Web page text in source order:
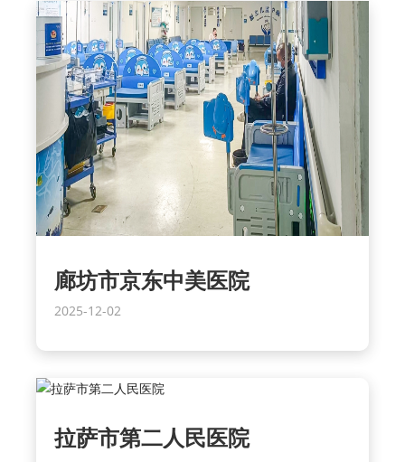
廊坊市京东中美医院
2025-12-02
拉萨市第二人民医院